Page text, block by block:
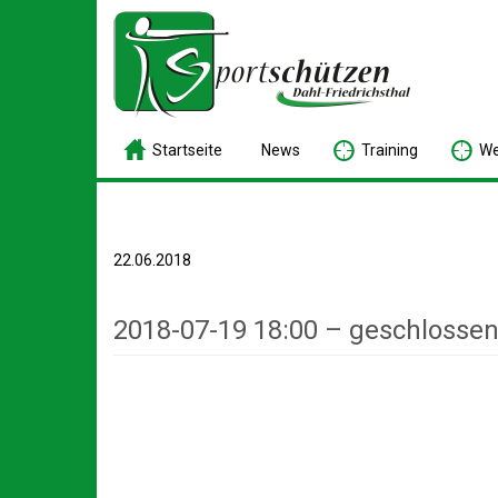
Startseite News Training W
22.06.2018
2018-07-19 18:00 – geschlossen